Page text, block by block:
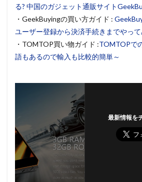
る? 中国のガジェット通販サイト
・GeekBuyingの買い方ガイド :
ユーザー登録から決済手続きまでやっ
・TOMTOP買い物ガイド :TOMTOPで
語もあるので輸入も比較的簡単～
最新情報を